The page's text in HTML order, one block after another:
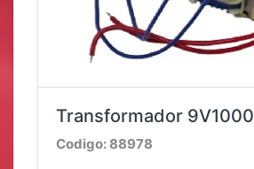
Transformador 9V1000
Codigo: 88978